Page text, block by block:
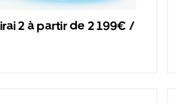
2 à partir de 2 199€ /